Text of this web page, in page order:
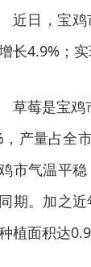
近日，宝
长4.9%；
草莓是宝鸡
，产量占全
市气温平
期。加之
植面积达